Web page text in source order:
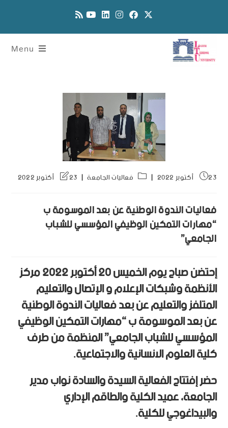
Menu
23 أكتوبر 2022 فعاليات الجامعة 23 أكتوبر 2022
فعاليات الندوة الوطنية عن بعد الموسومة ب
“مهارات التمكين الوظيفي المؤسسي للشباب
الجامعي”
إحتضن صباح يوم الخميس 20 أكتوبر 2022 مركز
الأنظمة وشبكات الإعلام و الإتصال والتعليم
المتلفز والتعليم عن بعد فعاليات الندوة الوطنية
عن بعد الموسومة ب “مهارات التمكين الوظيفي
المؤسسي للشباب الجامعي” المنظمة من طرف
كلية العلوم الانسانية والاجتماعية.
حضر إفتتاح الفعالية السيدة والسادة نواب مدير
الجامعة، عميد الكلية والطاقم الإداري
والبيداغوجي للكلية.